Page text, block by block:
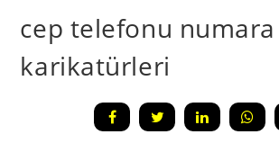
cep telefonu numara
karikatürleri